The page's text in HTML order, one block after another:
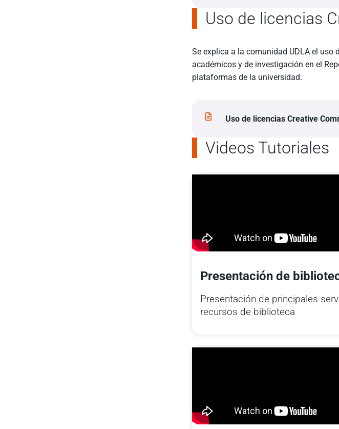
Uso de licencias
Se explica a la comunidad UDLA el
académicos y de investigación en el
plataformas de la universidad.
Uso de licencias Creative
Videos Tutoriales
Presentación de
Presentación de principales
recursos de biblioteca